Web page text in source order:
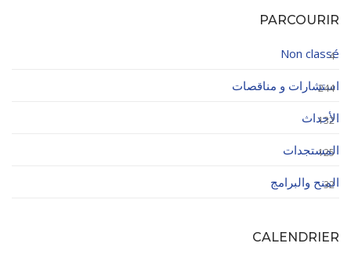
PARCOURIR
Non classé
4
استشارات و مناقصات
244
الأحداث
132
المستجدات
125
المنح والبرامج
32
CALENDRIER